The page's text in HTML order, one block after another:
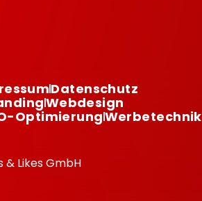
Datenschutz
Webdesign
OptimierungWerbetechnik
& Likes GmbH